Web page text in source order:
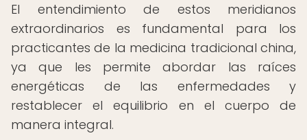
El entendimiento de estos meridianos
extraordinarios es fundamental para los
practicantes de la medicina tradicional china,
ya que les permite abordar las raíces
energéticas de las enfermedades y
restablecer el equilibrio en el cuerpo de
manera integral.